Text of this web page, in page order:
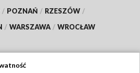
/ POZNAŃ / RZESZÓW /
/ WARSZAWA / WROCŁAW